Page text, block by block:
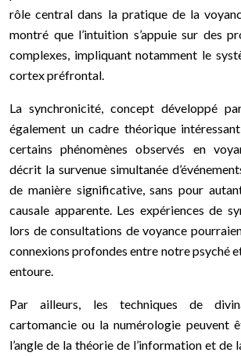
rôle central dans la pratique de la
montré que l’intuition s’appuie sur des
complexes, impliquant notamment le
cortex préfrontal.
La synchronicité, concept développé
également un cadre théorique
certains phénomènes observés en
décrit la survenue simultanée
de manière significative, sans pour
causale apparente. Les expériences de
lors de consultations de voyance
connexions profondes entre notre psyché
entoure.
Par ailleurs, les techniques de
cartomancie ou la numérologie peuvent
l’angle de la théorie de l’information et de